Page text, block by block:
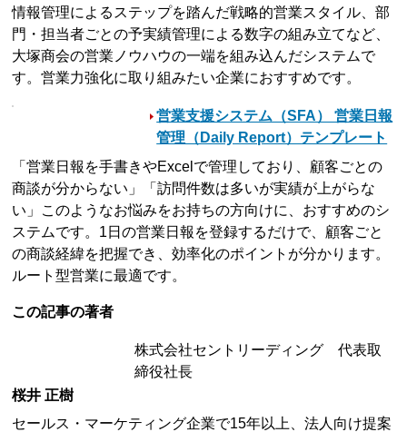
情報管理によるステップを踏んだ戦略的営業スタイル、部
門・担当者ごとの予実績管理による数字の組み立てなど、
大塚商会の営業ノウハウの一端を組み込んだシステムで
す。営業力強化に取り組みたい企業におすすめです。
営業支援システム（SFA） 営業日報
管理（Daily Report）テンプレート
「営業日報を手書きやExcelで管理しており、顧客ごとの
商談が分からない」「訪問件数は多いが実績が上がらな
い」このようなお悩みをお持ちの方向けに、おすすめのシ
ステムです。1日の営業日報を登録するだけで、顧客ごと
の商談経緯を把握でき、効率化のポイントが分かります。
ルート型営業に最適です。
この記事の著者
株式会社セントリーディング 代表取
締役社長
桜井 正樹
セールス・マーケティング企業で15年以上、法人向け提案